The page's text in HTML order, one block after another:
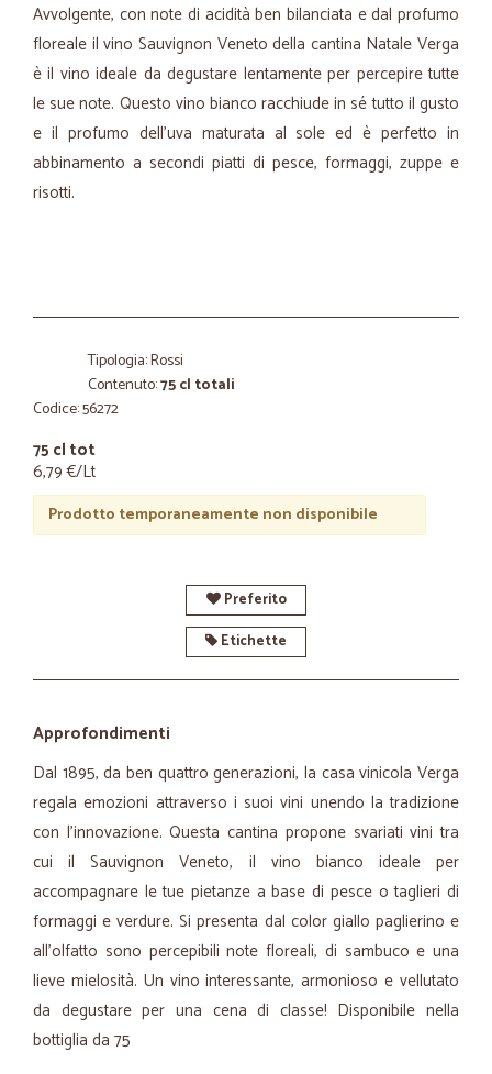
Avvolgente, con note di acidità ben bilanciata e dal profumo
floreale il vino Sauvignon Veneto della cantina Natale Verga
è il vino ideale da degustare lentamente per percepire tutte
le sue note. Questo vino bianco racchiude in sé tutto il gusto
e il profumo dell’uva maturata al sole ed è perfetto in
abbinamento a secondi piatti di pesce, formaggi, zuppe e
risotti.
Tipologia: Rossi
Contenuto:75 cl totali
Codice: 56272
75 cl tot
6,79 €/Lt
Prodotto temporaneamente non disponibile
Preferito
Etichette
Approfondimenti
Dal 1895, da ben quattro generazioni, la casa vinicola Verga
regala emozioni attraverso i suoi vini unendo la tradizione
con l’innovazione. Questa cantina propone svariati vini tra
cui il Sauvignon Veneto, il vino bianco ideale per
accompagnare le tue pietanze a base di pesce o taglieri di
formaggi e verdure. Si presenta dal color giallo paglierino e
all’olfatto sono percepibili note floreali, di sambuco e una
lieve mielosità. Un vino interessante, armonioso e vellutato
da degustare per una cena di classe! Disponibile nella
bottiglia da 75